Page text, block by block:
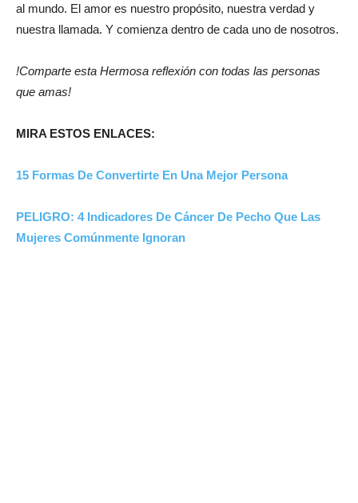
al mundo. El amor es nuestro propósito, nuestra verdad y
nuestra llamada. Y comienza dentro de cada uno de nosotros.
!Comparte esta Hermosa reflexión con todas las personas
que amas!
MIRA ESTOS ENLACES:
15 Formas De Convertirte En Una Mejor Persona
PELIGRO: 4 Indicadores De Cáncer De Pecho Que Las
Mujeres Comúnmente Ignoran